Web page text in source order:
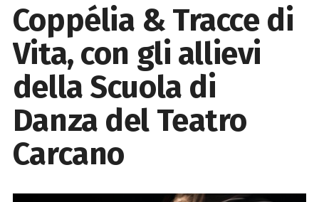
Coppélia & Tracce di
Vita, con gli allievi
della Scuola di
Danza del Teatro
Carcano